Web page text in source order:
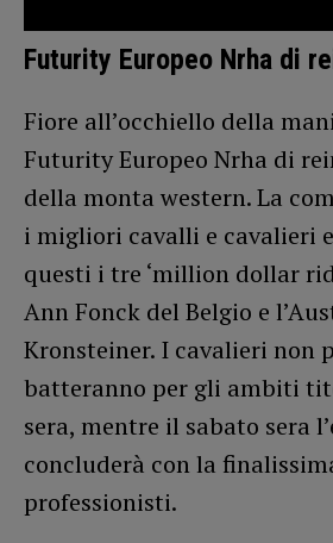
Futurity Europeo Nrha di
Fiore all’occhiello della
Futurity Europeo Nrha di
della monta western. La
i migliori cavalli e cavalieri
questi i tre ‘million dollar
Ann Fonck del Belgio e
Kronsteiner. I cavalieri non
batteranno per gli ambiti
sera, mentre il sabato sera
concluderà con la
professionisti.